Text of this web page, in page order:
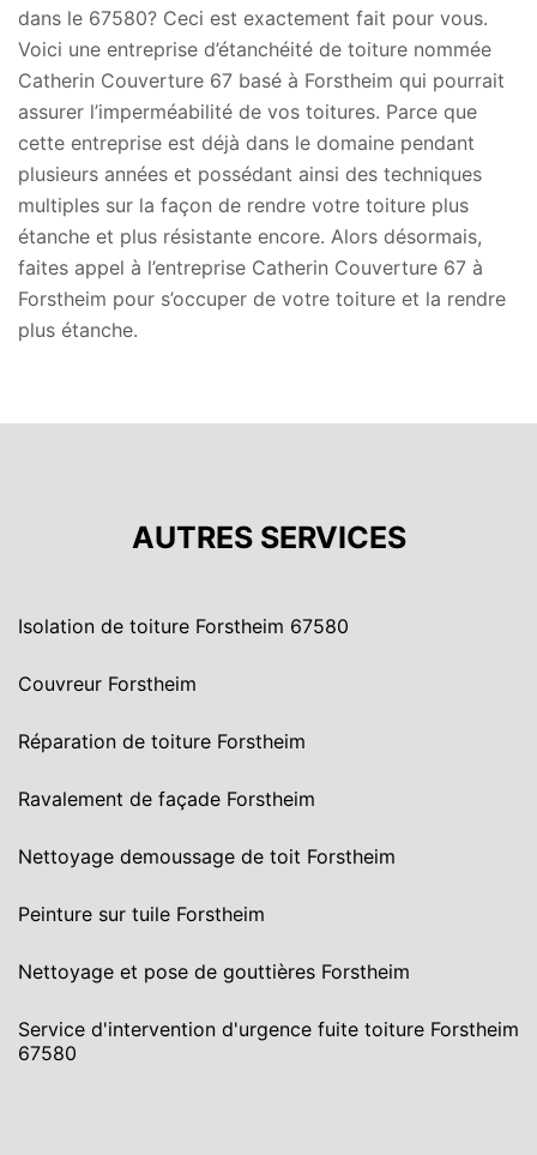
dans le 67580? Ceci est exactement fait pour vous.
Voici une entreprise d’étanchéité de toiture nommée
Catherin Couverture 67 basé à Forstheim qui pourrait
assurer l’imperméabilité de vos toitures. Parce que
cette entreprise est déjà dans le domaine pendant
plusieurs années et possédant ainsi des techniques
multiples sur la façon de rendre votre toiture plus
étanche et plus résistante encore. Alors désormais,
faites appel à l’entreprise Catherin Couverture 67 à
Forstheim pour s’occuper de votre toiture et la rendre
plus étanche.
AUTRES SERVICES
Isolation de toiture Forstheim 67580
Couvreur Forstheim
Réparation de toiture Forstheim
Ravalement de façade Forstheim
Nettoyage demoussage de toit Forstheim
Peinture sur tuile Forstheim
Nettoyage et pose de gouttières Forstheim
Service d'intervention d'urgence fuite toiture Forstheim
67580